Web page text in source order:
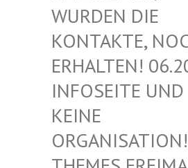
URDEN DIE K
ONTAKTE,
RHALTEN!
NFOSEITE UND K
EINE O
RGANISATION! T